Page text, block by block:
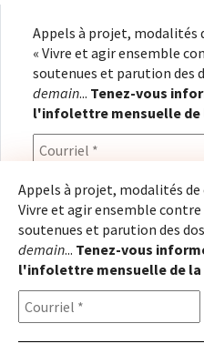
Appels à projet, modalités
« Vivre et agir ensemble
soutenues et parution des
demain... Tenez-vous
l'infolettre mensuelle de
En renseignant votre
consentez à recevoir
Seligmann,
confidentialité. Il vous
désabonner à tout moment.
Appels à projet, modalités de
Vivre et agir ensemble
soutenues et parution des
demain... Tenez-vous
l'infolettre mensuelle de la